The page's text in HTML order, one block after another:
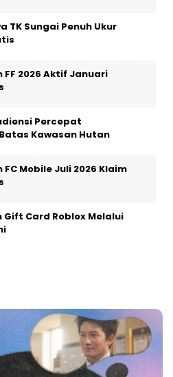
TK Sungai Penuh Ukur
FF 2026 Aktif Januari
Percepat
Kawasan Hutan
FC Mobile Juli 2026 Klaim
Gift Card Roblox Melalui